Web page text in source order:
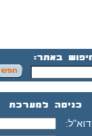
דוא"ל: